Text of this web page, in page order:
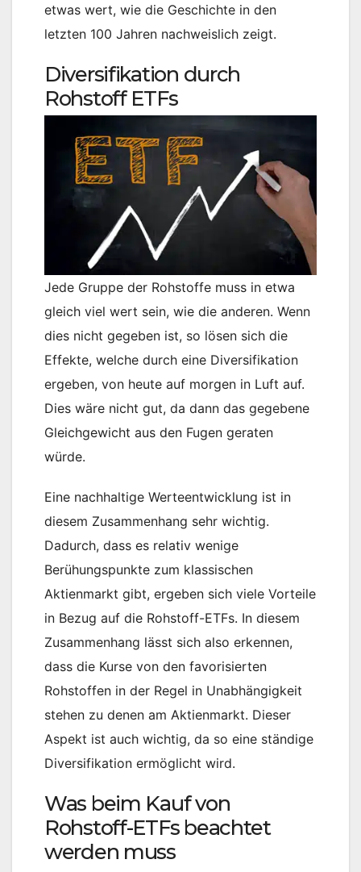
etwas wert, wie die Geschichte in den
letzten 100 Jahren nachweislich zeigt.
Diversifikation durch
Rohstoff ETFs
Jede Gruppe der Rohstoffe muss in etwa
gleich viel wert sein, wie die anderen. Wenn
dies nicht gegeben ist, so lösen sich die
Effekte, welche durch eine Diversifikation
ergeben, von heute auf morgen in Luft auf.
Dies wäre nicht gut, da dann das gegebene
Gleichgewicht aus den Fugen geraten
würde.
Eine nachhaltige Werteentwicklung ist in
diesem Zusammenhang sehr wichtig.
Dadurch, dass es relativ wenige
Berühungspunkte zum klassischen
Aktienmarkt gibt, ergeben sich viele Vorteile
in Bezug auf die Rohstoff-ETFs. In diesem
Zusammenhang lässt sich also erkennen,
dass die Kurse von den favorisierten
Rohstoffen in der Regel in Unabhängigkeit
stehen zu denen am Aktienmarkt. Dieser
Aspekt ist auch wichtig, da so eine ständige
Diversifikation ermöglicht wird.
Was beim Kauf von
Rohstoff-ETFs beachtet
werden muss